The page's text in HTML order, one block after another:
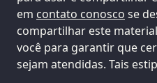
em contato conosco se
compartilhar este
você para garantir que
sejam atendidas. Tais